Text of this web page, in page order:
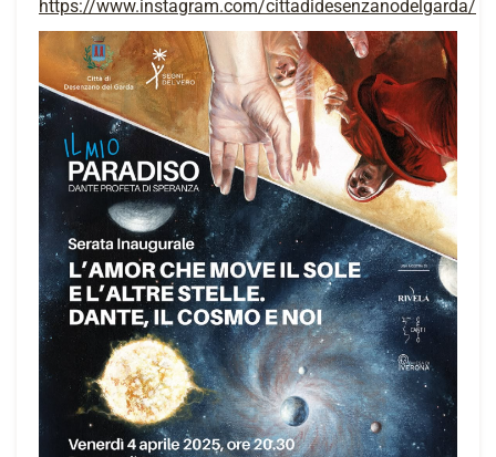
https://www.instagram.com/cittadidesenzanodelgarda/